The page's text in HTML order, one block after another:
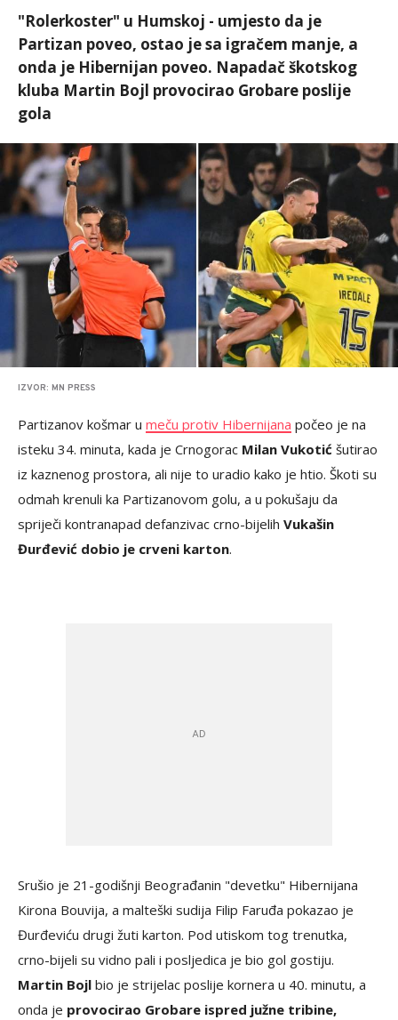
"Rolerkoster" u Humskoj - umjesto da je
Partizan poveo, ostao je sa igračem manje, a
onda je Hibernijan poveo. Napadač škotskog
kluba Martin Bojl provocirao Grobare poslije
gola
IZVOR: MN PRESS
Partizanov košmar u meču protiv Hibernijana počeo je na
isteku 34. minuta, kada je Crnogorac Milan Vukotić šutirao
iz kaznenog prostora, ali nije to uradio kako je htio. Škoti su
odmah krenuli ka Partizanovom golu, a u pokušaju da
spriječi kontranapad defanzivac crno-bijelih Vukašin
Đurđević dobio je crveni karton.
Srušio je 21-godišnji Beograđanin "devetku" Hibernijana
Kirona Bouvija, a malteški sudija Filip Faruđa pokazao je
Đurđeviću drugi žuti karton. Pod utiskom tog trenutka,
crno-bijeli su vidno pali i posljedica je bio gol gostiju.
Martin Bojl bio je strijelac poslije kornera u 40. minutu, a
onda je provocirao Grobare ispred južne tribine,